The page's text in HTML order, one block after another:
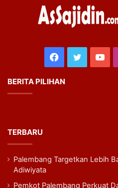
Facebook
Twitter
BERITA PILIHAN
TERBARU
Palembang Targetkan Lebih
Adiwiyata
Pemkot Palembang Perkuat